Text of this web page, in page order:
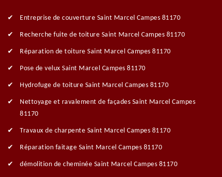
Entreprise de couverture Saint Marcel Campes 81170
Recherche fuite de toiture Saint Marcel Campes 81170
Réparation de toiture Saint Marcel Campes 81170
Pose de velux Saint Marcel Campes 81170
Hydrofuge de toiture Saint Marcel Campes 81170
Nettoyage et ravalement de façades Saint Marcel Campes
81170
Travaux de charpente Saint Marcel Campes 81170
Réparation faitage Saint Marcel Campes 81170
démolition de cheminée Saint Marcel Campes 81170